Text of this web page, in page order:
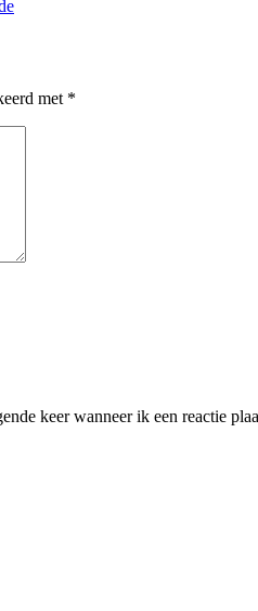
met *
keer wanneer ik een reactie